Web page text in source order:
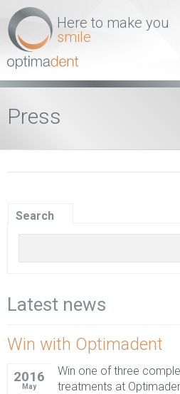
Here to make you
smile
Press
Search
Latest news
Win with Optimadent
2016
May
Win one of three
treatments at